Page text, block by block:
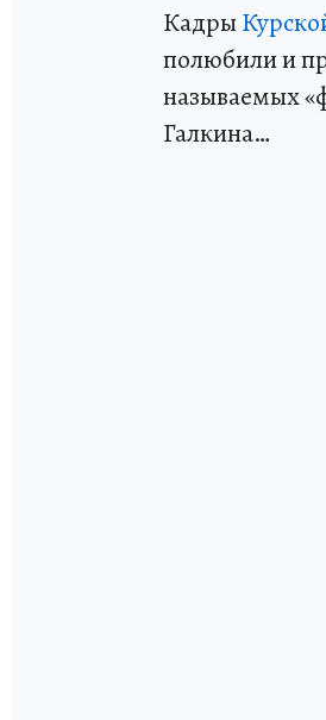
Кадры
полюбили и
называемых
Галкина…